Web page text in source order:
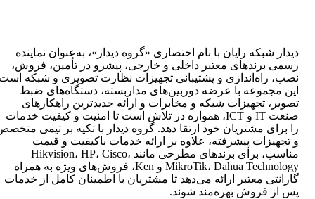
دیدار شبکه رایان با نام اختصاری «گروه دیدار»، به‌عنوان نماینده
رسمی برندهای معتبر داخلی و خارجی، پیشرو در تأمین، فروش،
نصب، راه‌اندازی و پشتیبانی تجهیزات نظارت تصویری و شبکه است.
این مجموعه با عرضه دوربین‌های مداربسته، دستگاه‌های ضبط
تصویر، تجهیزات شبکه و مخابرات و ارائه جدیدترین راهکارهای
صنعت IT و ICT، همواره در تلاش است تا امنیت و کیفیت خدمات
را برای مشتریان خود ارتقا دهد. گروه دیدار با تکیه بر تیمی متخصص
و تجهیزات پیشرفته، علاوه بر ارائه خدمات باکیفیت و قیمت
مناسب، برای برندهای مطرحی مانند Hikvision، HP، Cisco،
MikroTik، Dahua Technology و Ken، فروش‌های ویژه به همراه
گارانتی معتبر ارائه می‌دهد تا مشتریان با اطمینان کامل از خدمات
پس از فروش بهره‌مند شوند.